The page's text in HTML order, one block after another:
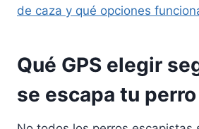
de caza y qué opciones
Qué GPS elegir
se escapa tu perro